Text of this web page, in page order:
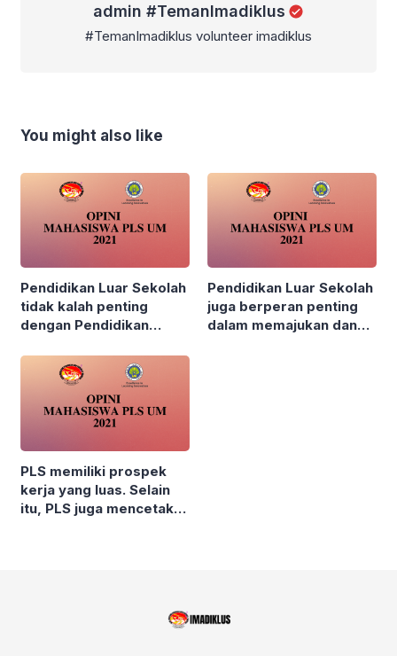
admin #TemanImadiklus
#TemanImadiklus volunteer imadiklus
You might also like
Pendidikan Luar Sekolah
tidak kalah penting
dengan Pendidikan
Pendidikan Luar Sekolah
juga berperan penting
dalam memajukan dan
PLS memiliki prospek
kerja yang luas. Selain
itu, PLS juga mencetak